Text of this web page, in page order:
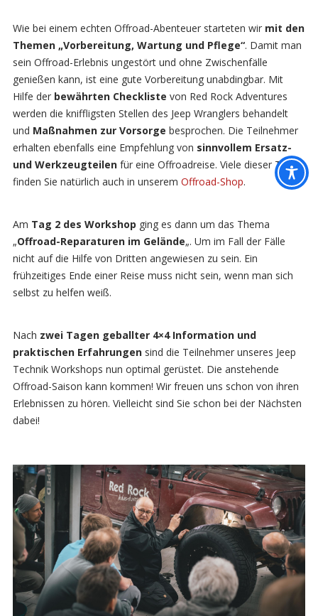
Wie bei einem echten Offroad-Abenteuer starteten wir mit den
Themen „Vorbereitung, Wartung und Pflege“. Damit man
sein Offroad-Erlebnis ungestört und ohne Zwischenfälle
genießen kann, ist eine gute Vorbereitung unabdingbar. Mit
Hilfe der bewährten Checkliste von Red Rock Adventures
werden die kniffligsten Stellen des Jeep Wranglers behandelt
und Maßnahmen zur Vorsorge besprochen. Die Teilnehmer
erhalten ebenfalls eine Empfehlung von sinnvollem Ersatz-
und Werkzeugteilen für eine Offroadreise. Viele dieser Teile
finden Sie natürlich auch in unserem Offroad-Shop.
Am Tag 2 des Workshop ging es dann um das Thema
„Offroad-Reparaturen im Gelände„. Um im Fall der Fälle
nicht auf die Hilfe von Dritten angewiesen zu sein. Ein
frühzeitiges Ende einer Reise muss nicht sein, wenn man sich
selbst zu helfen weiß.
Nach zwei Tagen geballter 4×4 Information und
praktischen Erfahrungensind die Teilnehmer unseres Jeep
Technik Workshops nun optimal gerüstet. Die anstehende
Offroad-Saison kann kommen! Wir freuen uns schon von ihren
Erlebnissen zu hören. Vielleicht sind Sie schon bei der Nächsten
dabei!